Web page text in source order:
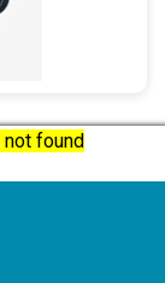
not found